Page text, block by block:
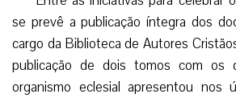
se prevê a publicação íntegra dos
cargo da Biblioteca de Autores
publicação de dois tomos com os
organismo eclesial apresentou nos